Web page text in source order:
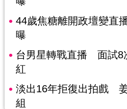
44歲焦糖離開政壇變直
曝
台男星轉戰直播 面試8
紅
淡出16年拒復出拍戲
組